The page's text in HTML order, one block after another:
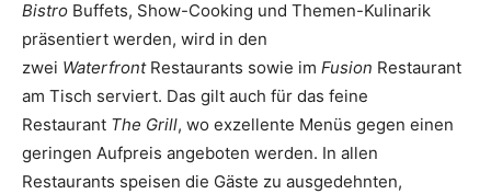
Bistro Buffets, Show-Cooking und Themen-Kulinarik
präsentiert werden, wird in den
zwei WaterfrontRestaurants sowie im Fusion Restaurant
am Tisch serviert. Das gilt auch für das feine
Restaurant The Grill, wo exzellente Menüs gegen einen
geringen Aufpreis angeboten werden. In allen
Restaurants speisen die Gäste zu ausgedehnten,